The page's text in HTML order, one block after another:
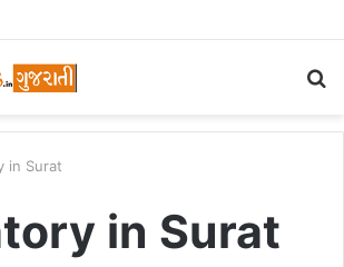
in Surat
in Surat